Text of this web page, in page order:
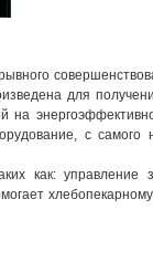
для
на
с самого
как: управление